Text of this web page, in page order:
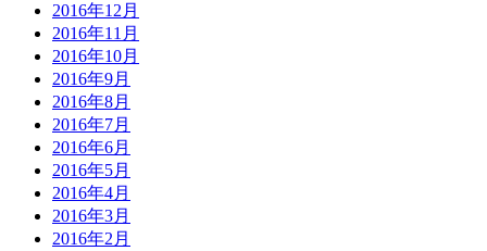
2016年12月
2016年11月
2016年10月
2016年9月
2016年8月
2016年7月
2016年6月
2016年5月
2016年4月
2016年3月
2016年2月